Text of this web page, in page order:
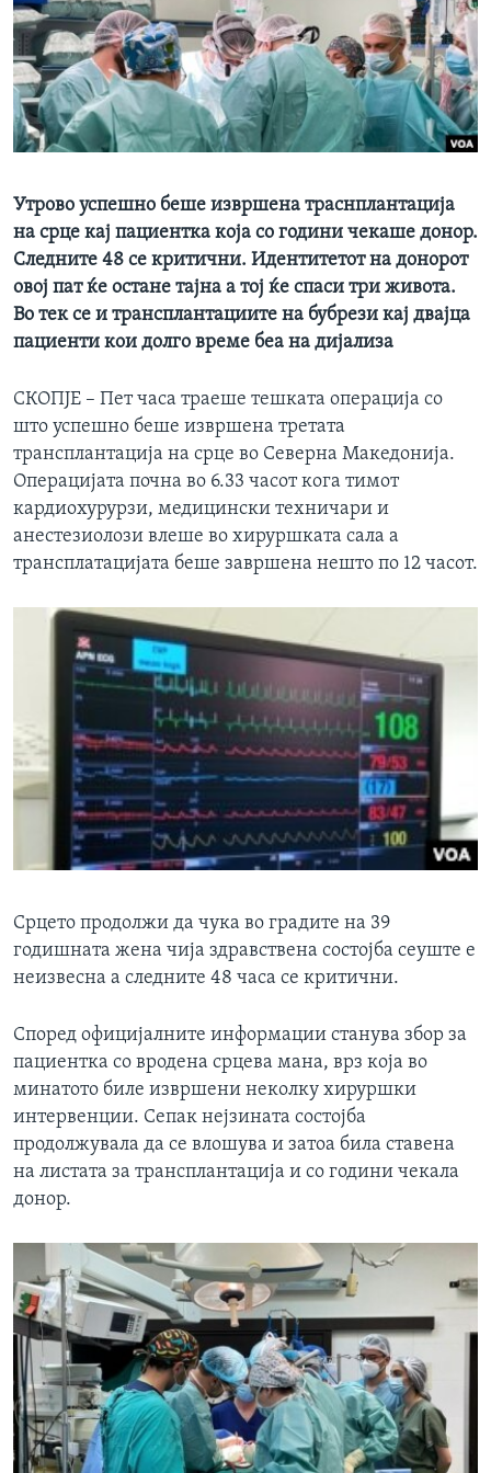
ИНТЕРВЈУА
Јазици
Утрово успешно беше извршена траснплантација
на срце кај пациентка која со години чекаше донор.
Следните 48 се критични. Идентитетот на донорот
овој пат ќе остане тајна а тој ќе спаси три живота.
Во тек се и трансплантациите на бубрези кај двајца
пациенти кои долго време беа на дијализа
СКОПЈЕ – Пет часа траеше тешката операција со
што успешно беше извршена третата
трансплантација на срце во Северна Македонија.
Операцијата почна во 6.33 часот кога тимот
кардиохурурзи, медицински техничари и
анестезиолози влеше во хируршката сала а
трансплатацијата беше завршена нешто по 12 часот.
Срцето продолжи да чука во градите на 39
годишната жена чија здравствена состојба сеуште е
неизвесна а следните 48 часа се критични.
Според официјалните информации станува збор за
пациентка со вродена срцева мана, врз која во
минатото биле извршени неколку хируршки
интервенции. Сепак нејзината состојба
продолжувала да се влошува и затоа била ставена
на листата за трансплантација и со години чекала
донор.